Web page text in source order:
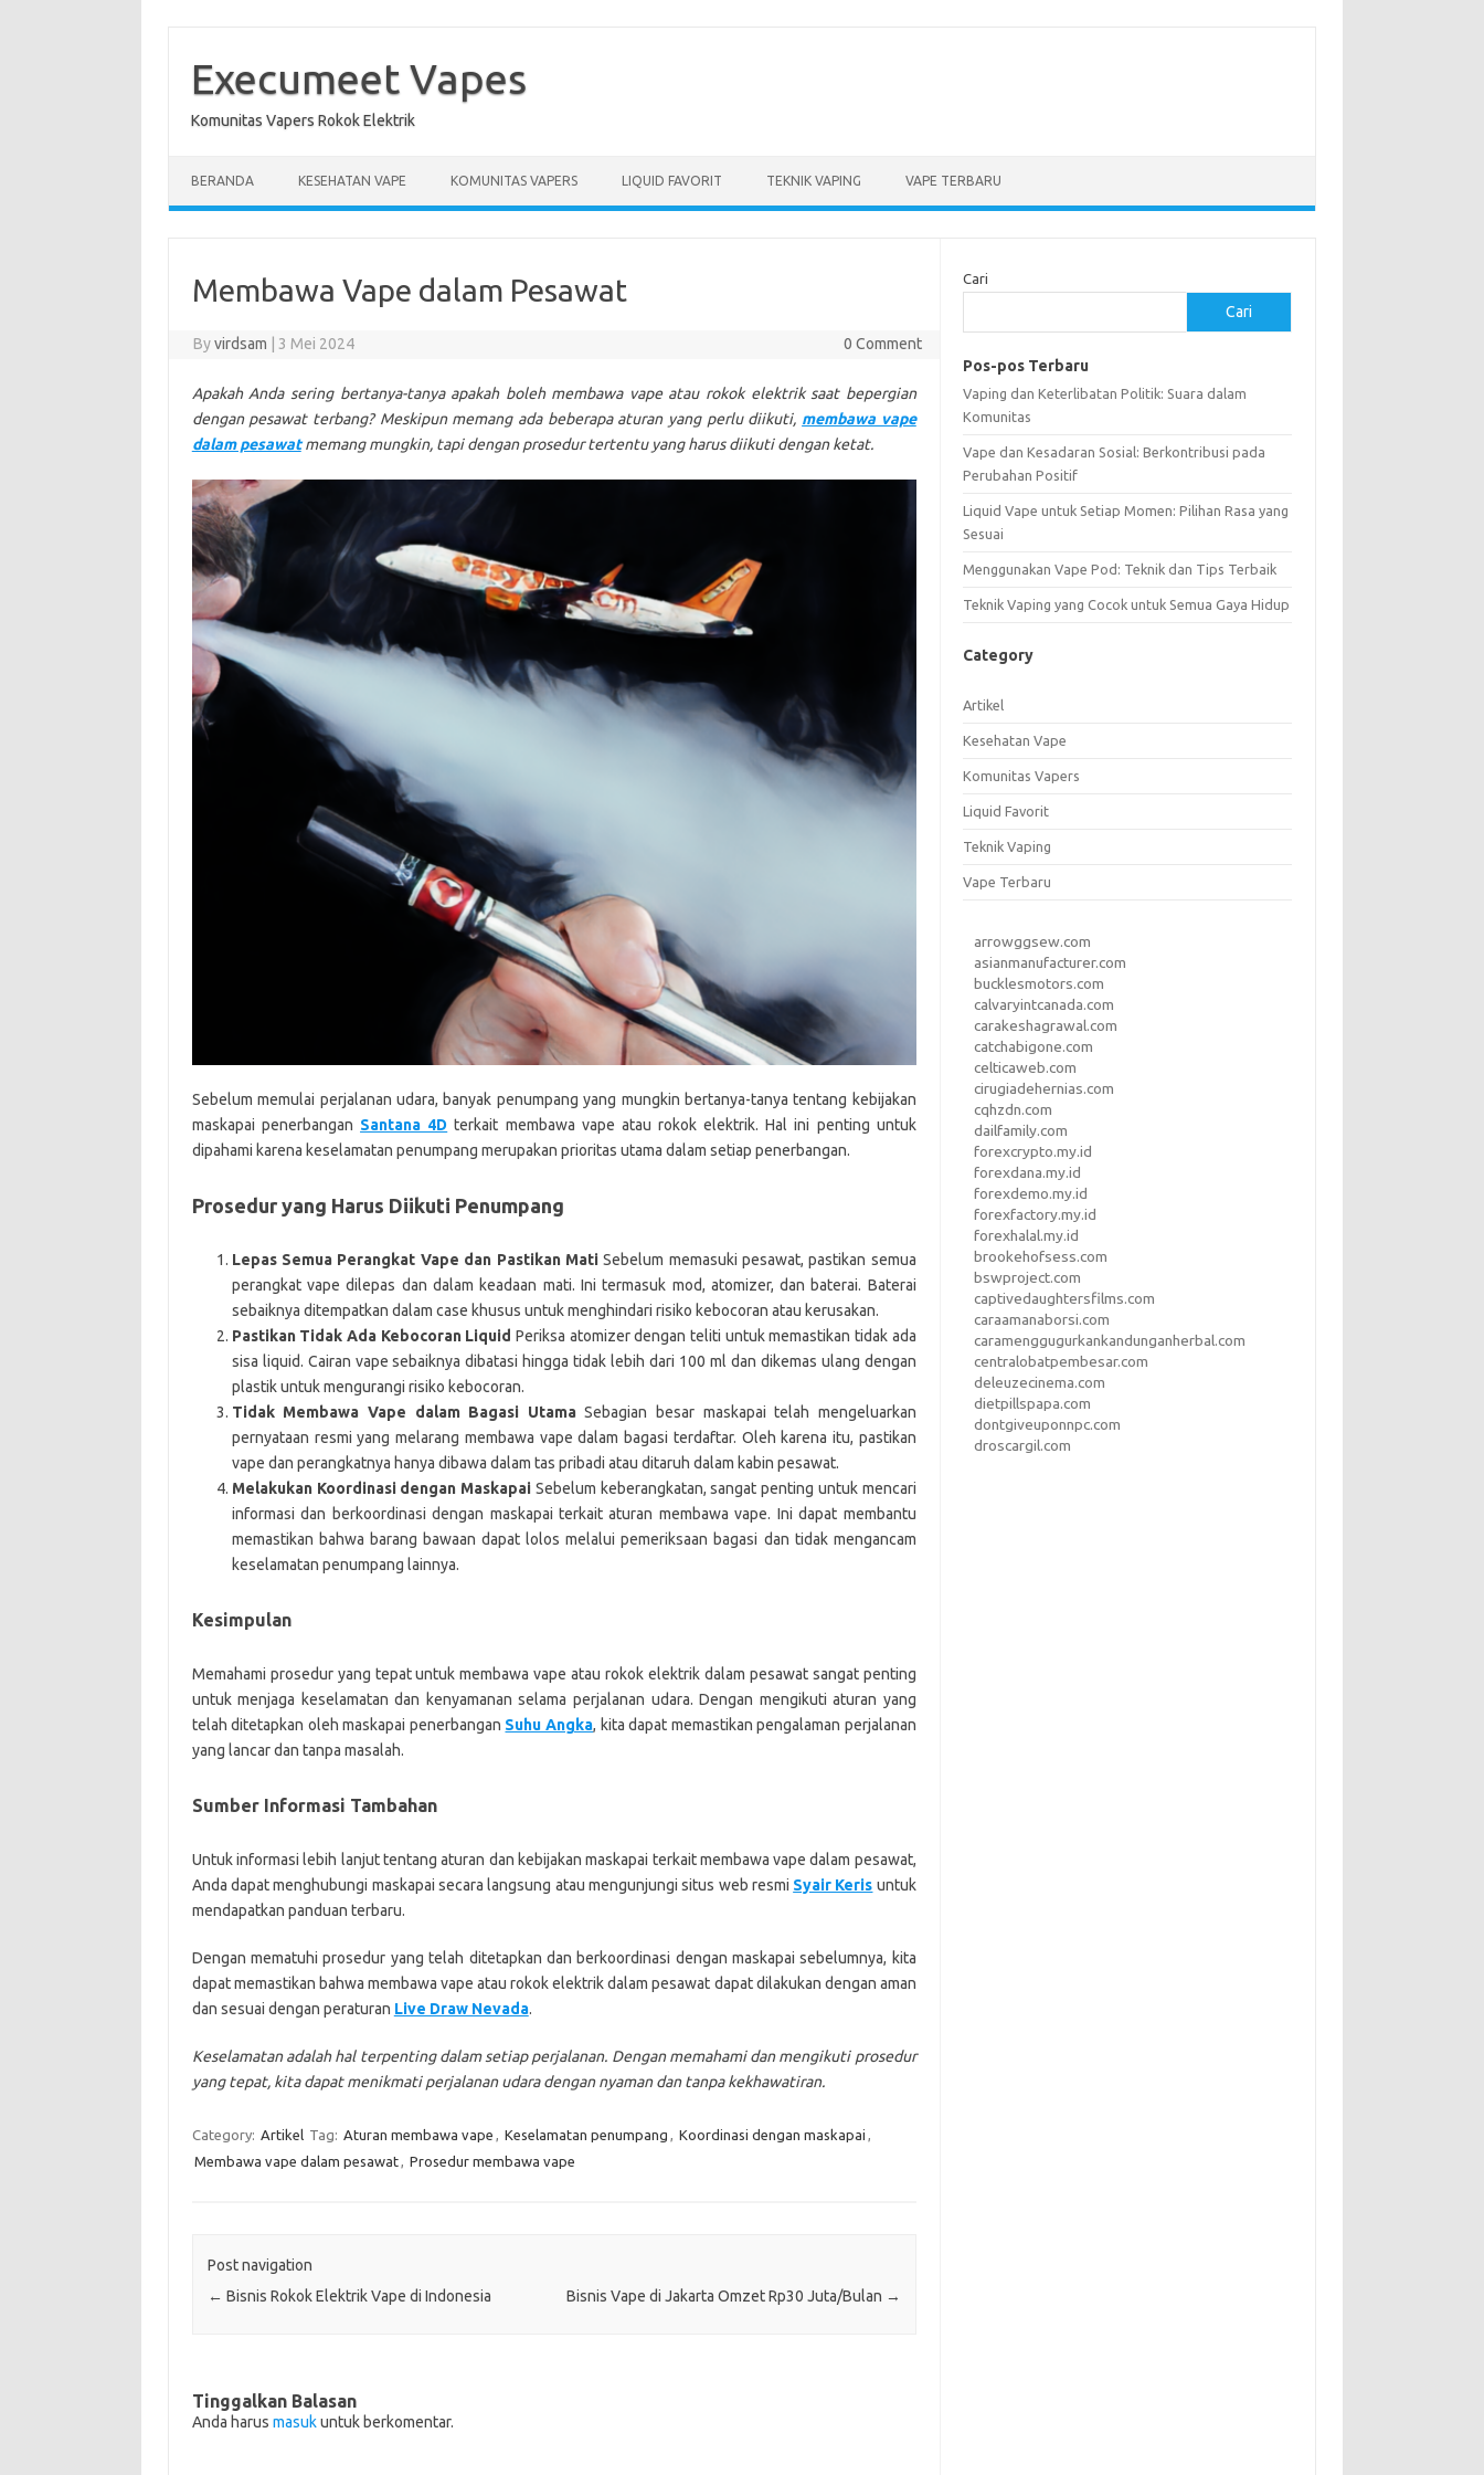
contentExecumeet Vapes
Komunitas Vapers Rokok Elektrik
BERANDA KESEHATAN VAPE KOMUNITAS VAPERS LIQUID FAVORIT TEKNIK VAPING VAPE TERBARU
Membawa Vape dalam Pesawat
Byvirdsam 3 Mei 2024 0 Comment
Apakah Anda sering bertanya-tanya apakah boleh membawa vape atau rokok elektrik saat bepergian
dengan pesawat terbang? Meskipun memang ada beberapa aturan yang perlu diikuti, membawa vape
dalam pesawatmemang mungkin, tapi dengan prosedur tertentu yang harus diikuti dengan ketat.
Sebelum memulai perjalanan udara, banyak penumpang yang mungkin bertanya-tanya tentang kebijakan
maskapai penerbangan Santana 4D terkait membawa vape atau rokok elektrik. Hal ini penting untuk
dipahami karena keselamatan penumpang merupakan prioritas utama dalam setiap penerbangan.
Prosedur yang Harus Diikuti Penumpang
Lepas Semua Perangkat Vape dan Pastikan MatiSebelum memasuki pesawat, pastikan semua
perangkat vape dilepas dan dalam keadaan mati. Ini termasuk mod, atomizer, dan baterai. Baterai
sebaiknya ditempatkan dalam case khusus untuk menghindari risiko kebocoran atau kerusakan.
Pastikan Tidak Ada Kebocoran Liquid Periksa atomizer dengan teliti untuk memastikan tidak ada
sisa liquid. Cairan vape sebaiknya dibatasi hingga tidak lebih dari 100 ml dan dikemas ulang dengan
plastik untuk mengurangi risiko kebocoran.
Tidak Membawa Vape dalam Bagasi UtamaSebagian besar maskapai telah mengeluarkan
pernyataan resmi yang melarang membawa vape dalam bagasi terdaftar. Oleh karena itu, pastikan
vape dan perangkatnya hanya dibawa dalam tas pribadi atau ditaruh dalam kabin pesawat.
Melakukan Koordinasi dengan Maskapai Sebelum keberangkatan, sangat penting untuk mencari
informasi dan berkoordinasi dengan maskapai terkait aturan membawa vape. Ini dapat membantu
memastikan bahwa barang bawaan dapat lolos melalui pemeriksaan bagasi dan tidak mengancam
keselamatan penumpang lainnya.
Kesimpulan
Memahami prosedur yang tepat untuk membawa vape atau rokok elektrik dalam pesawat sangat penting
untuk menjaga keselamatan dan kenyamanan selama perjalanan udara. Dengan mengikuti aturan yang
telah ditetapkan oleh maskapai penerbangan Suhu Angka, kita dapat memastikan pengalaman perjalanan
yang lancar dan tanpa masalah.
Sumber Informasi Tambahan
Untuk informasi lebih lanjut tentang aturan dan kebijakan maskapai terkait membawa vape dalam pesawat,
Anda dapat menghubungi maskapai secara langsung atau mengunjungi situs web resmi Syair Keris untuk
mendapatkan panduan terbaru.
Dengan mematuhi prosedur yang telah ditetapkan dan berkoordinasi dengan maskapai sebelumnya, kita
dapat memastikan bahwa membawa vape atau rokok elektrik dalam pesawat dapat dilakukan dengan aman
dan sesuai dengan peraturan Live Draw Nevada.
Keselamatan adalah hal terpenting dalam setiap perjalanan. Dengan memahami dan mengikuti prosedur
yang tepat, kita dapat menikmati perjalanan udara dengan nyaman dan tanpa kekhawatiran.
Category: Artikel Tag: Aturan membawa vape Keselamatan penumpang Koordinasi dengan maskapai
Membawa vape dalam pesawat
Prosedur membawa vape
Post navigation
← Bisnis Rokok Elektrik Vape di Indonesia Bisnis Vape di Jakarta Omzet Rp30 Juta/Bulan →
Tinggalkan Balasan
Anda harus masukuntuk berkomentar.
Cari
Cari
Pos-pos Terbaru
Vaping dan Keterlibatan Politik: Suara dalam
Komunitas
Vape dan Kesadaran Sosial: Berkontribusi pada
Perubahan Positif
Liquid Vape untuk Setiap Momen: Pilihan Rasa yang
Sesuai
Menggunakan Vape Pod: Teknik dan Tips Terbaik
Teknik Vaping yang Cocok untuk Semua Gaya Hidup
Category
Artikel
Kesehatan Vape
Komunitas Vapers
Liquid Favorit
Teknik Vaping
Vape Terbaru
arrowggsew.com
asianmanufacturer.com
bucklesmotors.com
calvaryintcanada.com
carakeshagrawal.com
catchabigone.com
celticaweb.com
cirugiadehernias.com
cqhzdn.com
dailfamily.com
forexcrypto.my.id
forexdana.my.id
forexdemo.my.id
forexfactory.my.id
forexhalal.my.id
brookehofsess.com
bswproject.com
captivedaughtersfilms.com
caraamanaborsi.com
caramenggugurkankandunganherbal.com
centralobatpembesar.com
deleuzecinema.com
dietpillspapa.com
dontgiveuponnpc.com
droscargil.com